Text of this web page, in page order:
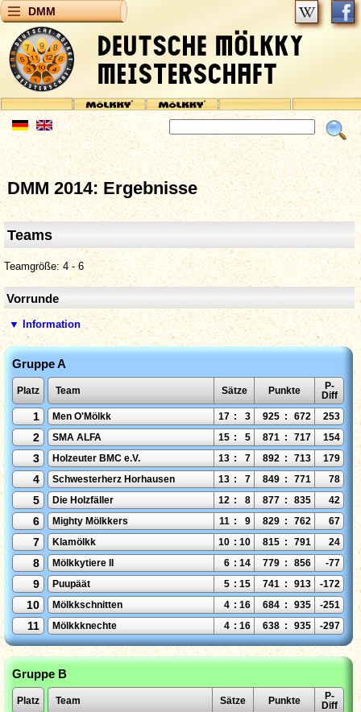
DMM
DMM 2014: Ergebnisse
Teams
Teamgröße: 4 - 6
Vorrunde
▼ Information
Gruppe A
Platz Team Sätze Punkte
P-
Diff
1 Men O'Mölkk 17 : 3 925 : 672 253
2 SMA ALFA 15 : 5 871 : 717 154
3 Holzeuter BMC e.V. 13 : 7 892 : 713 179
4 Schwesterherz Horhausen 13 : 7 849 : 771 78
5 Die Holzfäller 12 : 8 877 : 835 42
6 Mighty Mölkkers 11 : 9 829 : 762 67
7 Klamölkk 10 : 10 815 : 791 24
8 Mölkkytiere II 6 : 14 779 : 856 -77
9 Puupäät 5 : 15 741 : 913 -172
10 Mölkkschnitten 4 : 16 684 : 935 -251
11 Mölkkknechte 4 : 16 638 : 935 -297
Gruppe B
Platz Team Sätze Punkte
P-
Diff